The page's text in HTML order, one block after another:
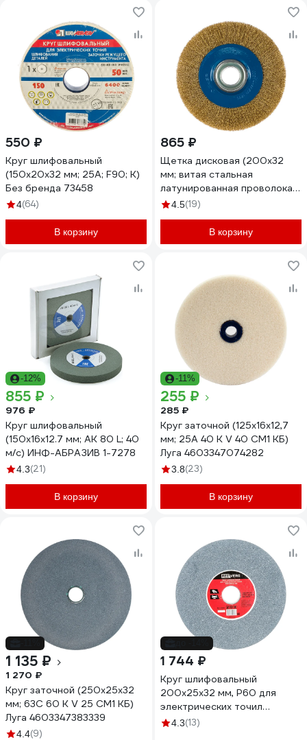
550 ₽
Круг шлифовальный
(150х20х32 мм; 25А; F90; K)
Без бренда 73458
4(64)
В корзину
865 ₽
Щетка дисковая (200х32
мм; витая стальная
латунированная проволока
0.3 мм) для точильно-
35186-200_z01
4.5(19)
В корзину
-12%
855 ₽
976 ₽
Круг шлифовальный
(150х16х12.7 мм; AK 80 L; 40
м/с) ИНФ-АБРАЗИВ 1-7278
4.3(21)
В корзину
-11%
255 ₽
285 ₽
Круг заточной (125х16х12,7
мм; 25A 40 K V 40 СМ1 КБ)
Луга 4603347074282
3.8(23)
В корзину
1 135 ₽
1 270 ₽
Круг заточной (250х25х32
мм; 63C 60 K V 25 СМ1 КБ)
Луга 4603347383339
4.4(9)
1 744 ₽
Круг шлифовальный
200x25x32 мм, P60 для
электрических точил
REDVERG 6670790
4.3(13)